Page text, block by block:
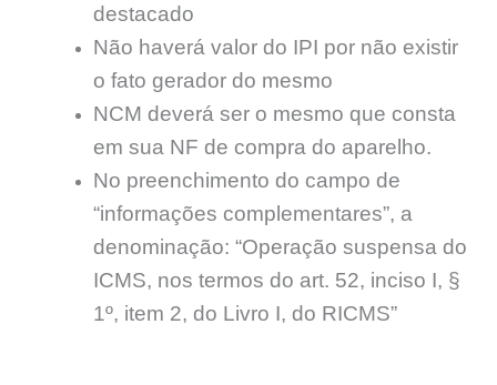
destacado
Não haverá valor do IPI por não existir
o fato gerador do mesmo
NCM deverá ser o mesmo que consta
em sua NF de compra do aparelho.
No preenchimento do campo de
“informações complementares”, a
denominação: “Operação suspensa do
ICMS, nos termos do art. 52, inciso I, §
1º, item 2, do Livro I, do RICMS”